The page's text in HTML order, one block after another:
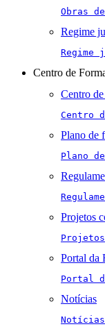
Obras
Regime
Regime
Centro de
Centro
Centro
Plano de
Plano
Projetos
Portal da
Portal
Notícias
Notícias